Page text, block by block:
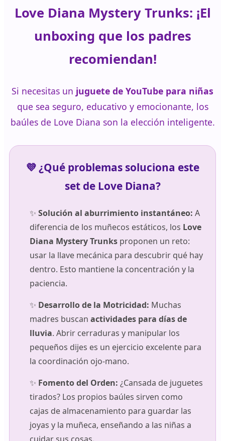
Love Diana Mystery Trunks: ¡El
unboxing que los padres
recomiendan!
Si necesitas un juguete de YouTube para niñas
que sea seguro, educativo y emocionante, los
baúles de Love Diana son la elección inteligente.
💜 ¿Qué problemas soluciona este
set de Love Diana?
✨ Solución al aburrimiento instantáneo: A
diferencia de los muñecos estáticos, los Love
Diana Mystery Trunks proponen un reto:
usar la llave mecánica para descubrir qué hay
dentro. Esto mantiene la concentración y la
paciencia.
✨ Desarrollo de la Motricidad: Muchas
madres buscan actividades para días de
lluvia. Abrir cerraduras y manipular los
pequeños dijes es un ejercicio excelente para
la coordinación ojo-mano.
✨ Fomento del Orden: ¿Cansada de juguetes
tirados? Los propios baúles sirven como
cajas de almacenamiento para guardar las
joyas y la muñeca, enseñando a las niñas a